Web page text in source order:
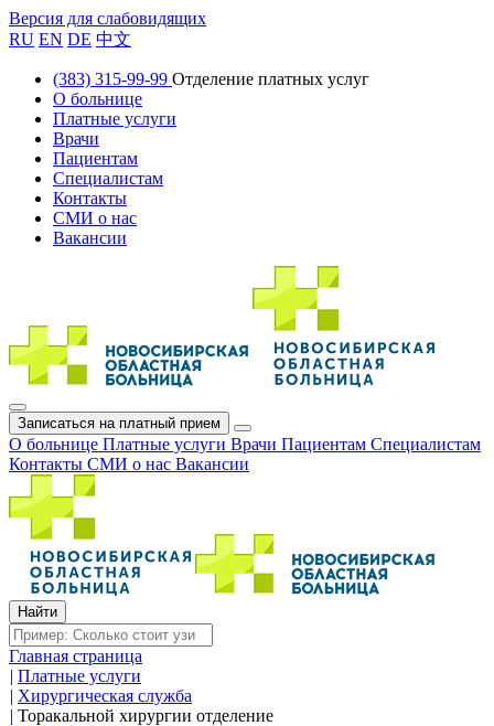
Версия для слабовидящих
RU EN DE 中文
(383) 315-99-99 Отделение платных услуг
О больнице
Платные услуги
Врачи
Пациентам
Специалистам
Контакты
СМИ о нас
Вакансии
Записаться на платный прием
О больнице Платные услуги Врачи Пациентам Специалистам
Контакты СМИ о нас Вакансии
Главная страница
| Платные услуги
| Хирургическая служба
| Торакальной хирургии отделение